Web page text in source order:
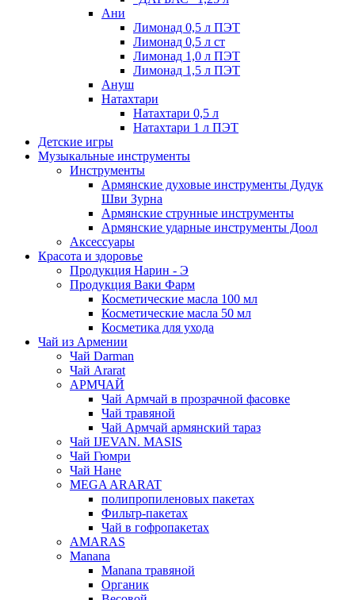
Ани
Лимонад 0,5 л ПЭТ
Лимонад 0,5 л ст
Лимонад 1,0 л ПЭТ
Лимонад 1,5 л ПЭТ
Ануш
Натахтари
Натахтари 0,5 л
Натахтари 1 л ПЭТ
Детские игры
Музыкальные инструменты
Инструменты
Армянские духовые инструменты Дудук
Шви Зурна
Армянские струнные инструменты
Армянские ударные инструменты Доол
Аксессуары
Красота и здоровье
Продукция Нарин - Э
Продукция Ваки Фарм
Косметические масла 100 мл
Косметические масла 50 мл
Косметика для ухода
Чай из Армении
Чай Darman
Чай Ararat
АРМЧАЙ
Чай Армчай в прозрачной фасовке
Чай травяной
Чай Армчай армянский тараз
Чай IJEVAN. MASIS
Чай Гюмри
Чай Нане
MEGA ARARAT
полипропиленовых пакетах
Фильтр-пакетах
Чай в гофропакетах
AMARAS
Manana
Manana травяной
Органик